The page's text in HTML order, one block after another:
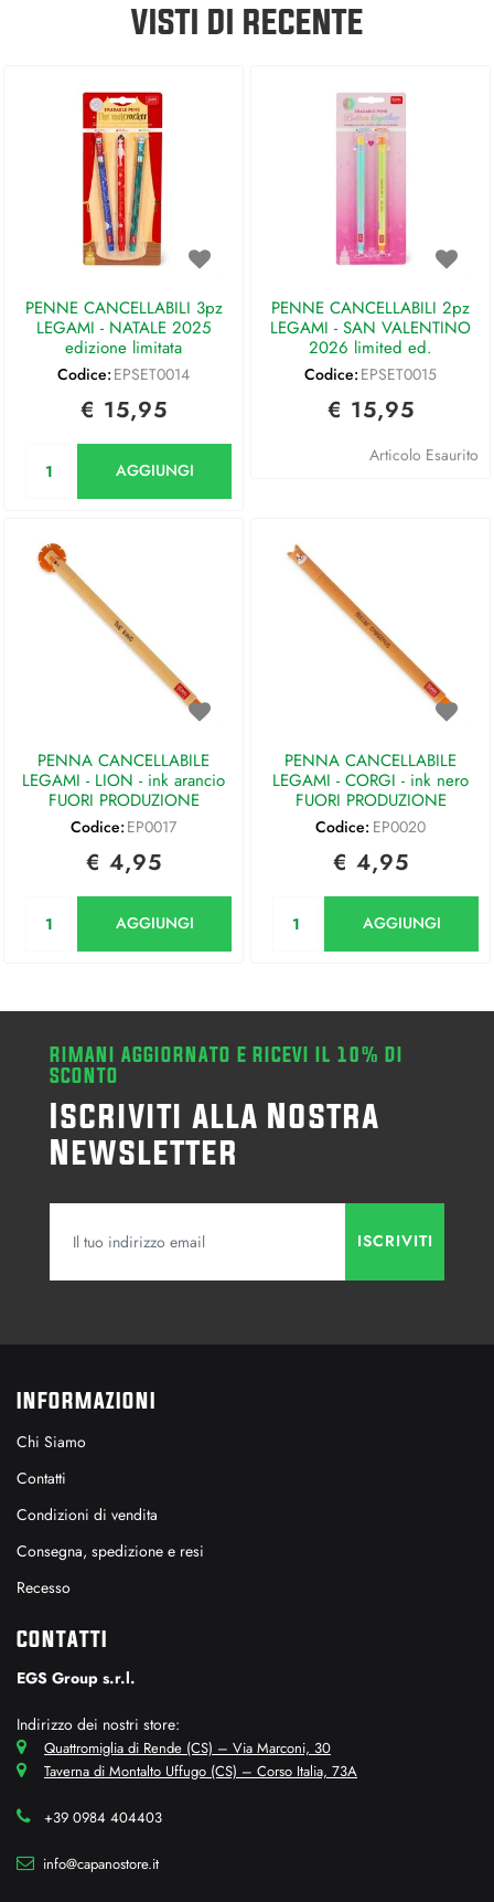
VISTI DI RECENTE
PENNE CANCELLABILI 3pz
LEGAMI - NATALE 2025
edizione limitata
Codice: EPSET0014
€ 15,95
AGGIUNGI
PENNE CANCELLABILI 2pz
LEGAMI - SAN VALENTINO
2026 limited ed.
Codice: EPSET0015
€ 15,95
Articolo Esaurito
PENNA CANCELLABILE
LEGAMI - LION - ink arancio
FUORI PRODUZIONE
Codice: EP0017
€ 4,95
AGGIUNGI
PENNA CANCELLABILE
LEGAMI - CORGI - ink nero
FUORI PRODUZIONE
Codice: EP0020
€ 4,95
AGGIUNGI
RIMANI AGGIORNATO E RICEVI IL 10% DI
SCONTO
Iscriviti alla Nostra
Newsletter
INFORMAZIONI
Chi Siamo
Contatti
Condizioni di vendita
Consegna, spedizione e resi
Recesso
CONTATTI
EGS Group s.r.l.
Indirizzo dei nostri store:
Quattromiglia di Rende (CS) – Via Marconi, 30
Taverna di Montalto Uffugo (CS) – Corso Italia, 73A
+39 0984 404403
info@capanostore.it